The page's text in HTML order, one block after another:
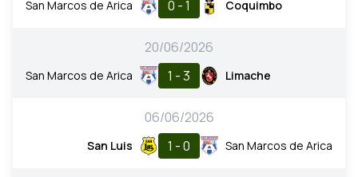
San Marcos de Arica 0 - 1 Coquimbo
20/06/2026
San Marcos de Arica 1 - 3 Limache
06/06/2026
San Luis 1 - 0 San Marcos de Arica